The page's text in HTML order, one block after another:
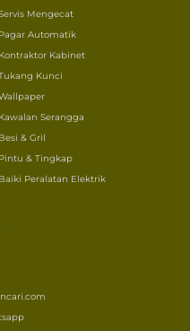
Mengecat
Pagar Automatik
Kontraktor Kabinet
Kunci
Kawalan Serangga
Besi & Gril
Pintu & Tingkap
Baiki Peralatan Elektrik